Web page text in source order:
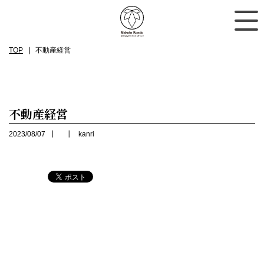
TOP 不動産経営
不動産経営
2023/08/07 kanri